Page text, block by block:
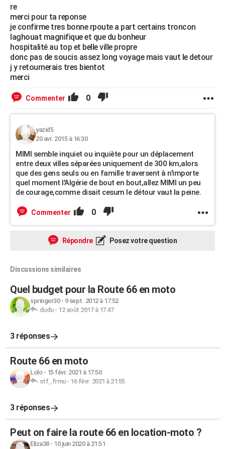
re
merci pour ta reponse
je confirme tres bonne rpoute a part certains troncon
laghouat magnifique et que du bonheur
hospitalité au top et belle ville propre
donc pas de soucis assez long voyage mais vaut le detour
j y retournerais tres bientot
merci
Commenter 0
yazid5
20 avr. 2015 à 16:30
MIMI semble inquiet ou inquiète pour un déplacement
entre deux villes séparées uniquement de 300 km,alors
que des gens seuls ou en famille traversent à n'importe
quel moment l'Algérie de bout en bout,allez MIMI un peu
de courage,comme disait cesum le détour vaut la peine.
Commenter 0
Répondre Posez votre question
Discussions similaires
Quel budget pour la Route 66 en moto
springer30- 9 sept. 2012 à 17:52
dudu- 12 août 2017 à 17:47
3 réponses
Route 66 en moto
Lolo- 15 févr. 2021 à 17:50
stf_frmu- 16 févr. 2021 à 21:55
3 réponses
Peut on faire la route 66 en location-moto ?
Eliza38- 10 juin 2020 à 21:51